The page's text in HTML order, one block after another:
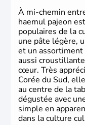
À mi-chemin
haemul pajeon
populaires de la
une pâte légère,
et un
aussi
cœur. Très
Corée du Sud,
au centre de la
dégustée avec
simple en
dans la culture